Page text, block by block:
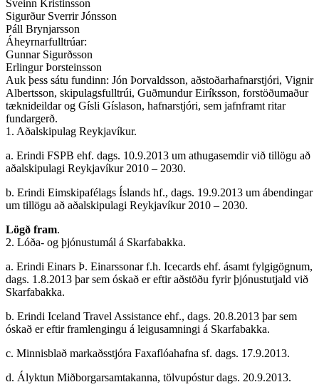
Sveinn Kristinsson
Sigurður Sverrir Jónsson
Páll Brynjarsson
Áheyrnarfulltrúar:
Gunnar Sigurðsson
Erlingur Þorsteinsson
Auk þess sátu fundinn: Jón Þorvaldsson, aðstoðarhafnarstjóri, Vignir
Albertsson, skipulagsfulltrúi, Guðmundur Eiríksson, forstöðumaður
tæknideildar og Gísli Gíslason, hafnarstjóri, sem jafnframt ritar
fundargerð.
1. Aðalskipulag Reykjavíkur.
a. Erindi FSPB ehf. dags. 10.9.2013 um athugasemdir við tillögu að
aðalskipulagi Reykjavíkur 2010 – 2030.
b. Erindi Eimskipafélags Íslands hf., dags. 19.9.2013 um ábendingar
um tillögu að aðalskipulagi Reykjavíkur 2010 – 2030.
Lögð fram.
2. Lóða- og þjónustumál á Skarfabakka.
a. Erindi Einars Þ. Einarssonar f.h. Icecards ehf. ásamt fylgigögnum,
dags. 1.8.2013 þar sem óskað er eftir aðstöðu fyrir þjónustutjald við
Skarfabakka.
b. Erindi Iceland Travel Assistance ehf., dags. 20.8.2013 þar sem
óskað er eftir framlengingu á leigusamningi á Skarfabakka.
c. Minnisblað markaðsstjóra Faxaflóahafna sf. dags. 17.9.2013.
d. Ályktun Miðborgarsamtakanna, tölvupóstur dags. 20.9.2013.